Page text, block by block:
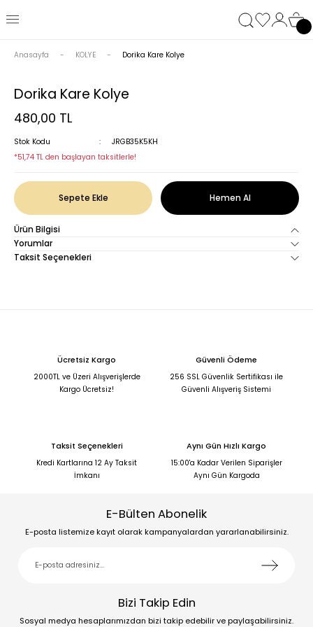
Anasayfa KOLYE Dorika Kare Kolye
Dorika Kare Kolye
480,00 TL
Stok Kodu
JRGB35K5KH
*51,74 TL den başlayan taksitlerle!
Sepete Ekle Hemen Al
Ürün Bilgisi
Yorumlar
Taksit Seçenekleri
Ücretsiz Kargo
2000TL ve Üzeri Alışverişlerde
Kargo Ücretsiz!
Güvenli Ödeme
256 SSL Güvenlik Sertifikası ile
Güvenli Alışveriş Sistemi
Taksit Seçenekleri
Kredi Kartlarına 12 Ay Taksit
İmkanı
Aynı Gün Hızlı Kargo
15:00'a Kadar Verilen Siparişler
Aynı Gün Kargoda
E-Bülten Abonelik
E-posta listemize kayıt olarak kampanyalardan yararlanabilirsiniz.
Bizi Takip Edin
Sosyal medya hesaplarımızdan bizi takip edebilir ve paylaşabilirsiniz.